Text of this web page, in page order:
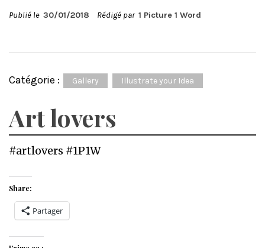
Publié le 30/01/2018 Rédigé par 1 Picture 1 Word
Catégorie : Gallery Illustrate your Idea
Art lovers
#artlovers #1P1W
Share:
Partager